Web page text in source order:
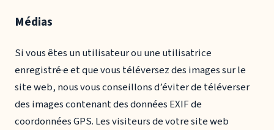
Médias
Si vous êtes un utilisateur ou une utilisatrice
enregistré·e et que vous téléversez des images sur le
site web, nous vous conseillons d’éviter de téléverser
des images contenant des données EXIF de
coordonnées GPS. Les visiteurs de votre site web